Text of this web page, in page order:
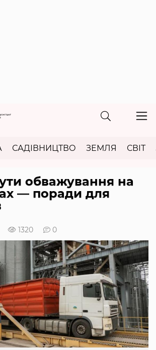
САДІВНИЦТВО ЗЕМЛЯ СВІТ
обважування на
— поради для
1320 0